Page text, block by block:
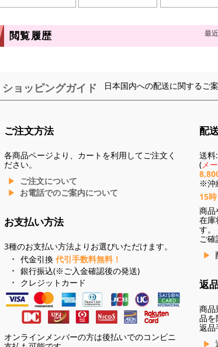
閲覧履歴 最
ショッピングガイド 日本国内への配送に関するご
ご注文方法
各商品ページより、カートを利用してご注文く
ださい。
ご注文について
お電話でのご案内について
お支払い方法
3種のお支払い方法よりお選びいただけます。
代金引換 代引手数料無料！
銀行振込(※ご入金確認後の発送)
クレジットカード
オンラインメンバーの方は後払いでのコンビニ
配
送
( メ
※沖
15
商品
在庫
す。
ご確
返
商品
品を
返品